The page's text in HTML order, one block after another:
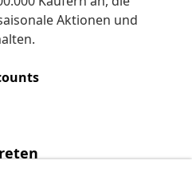
Aktionen und